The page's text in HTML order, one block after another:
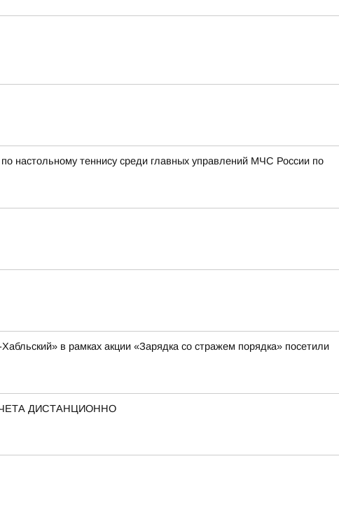
настольному теннису среди главных управлений МЧС России по
в рамках акции «Зарядка со стражем порядка» посетили
ДИСТАНЦИОННО